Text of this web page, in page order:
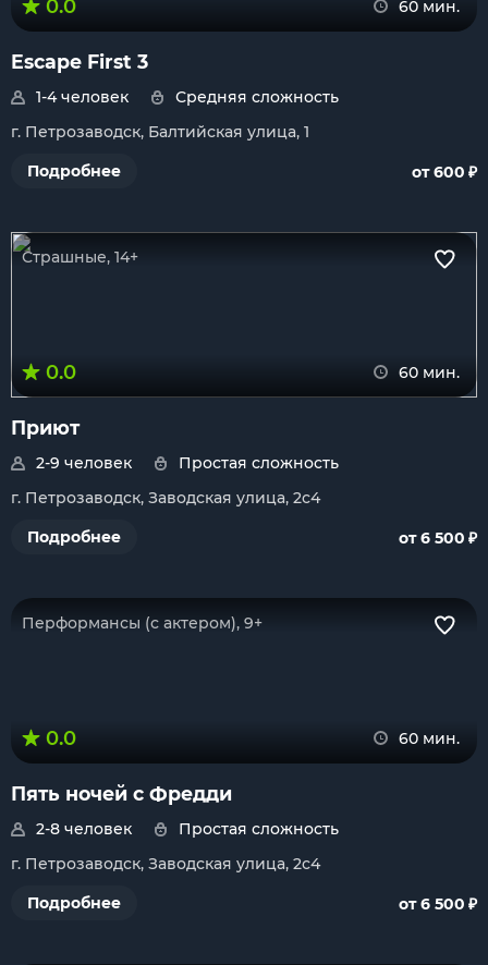
0.0 60 мин.
Escape First 3
1-4 человек
Средняя сложность
г. Петрозаводск, Балтийская улица, 1
Подробнее
от 600 ₽
Страшные, 14+
0.0 60 мин.
Приют
2-9 человек
Простая сложность
г. Петрозаводск, Заводская улица, 2с4
Подробнее
от 6 500 ₽
Перформансы (с актером), 9+
0.0 60 мин.
Пять ночей с Фредди
2-8 человек
Простая сложность
г. Петрозаводск, Заводская улица, 2с4
Подробнее
от 6 500 ₽